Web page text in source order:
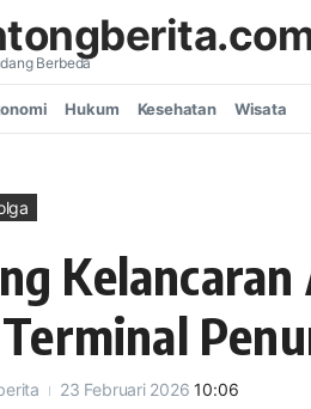
Berbeda
Hukum Kesehatan Wisata
23 Februari 202610:06